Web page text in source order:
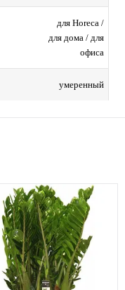
для Horeca /
для дома / для
офиса
умеренный